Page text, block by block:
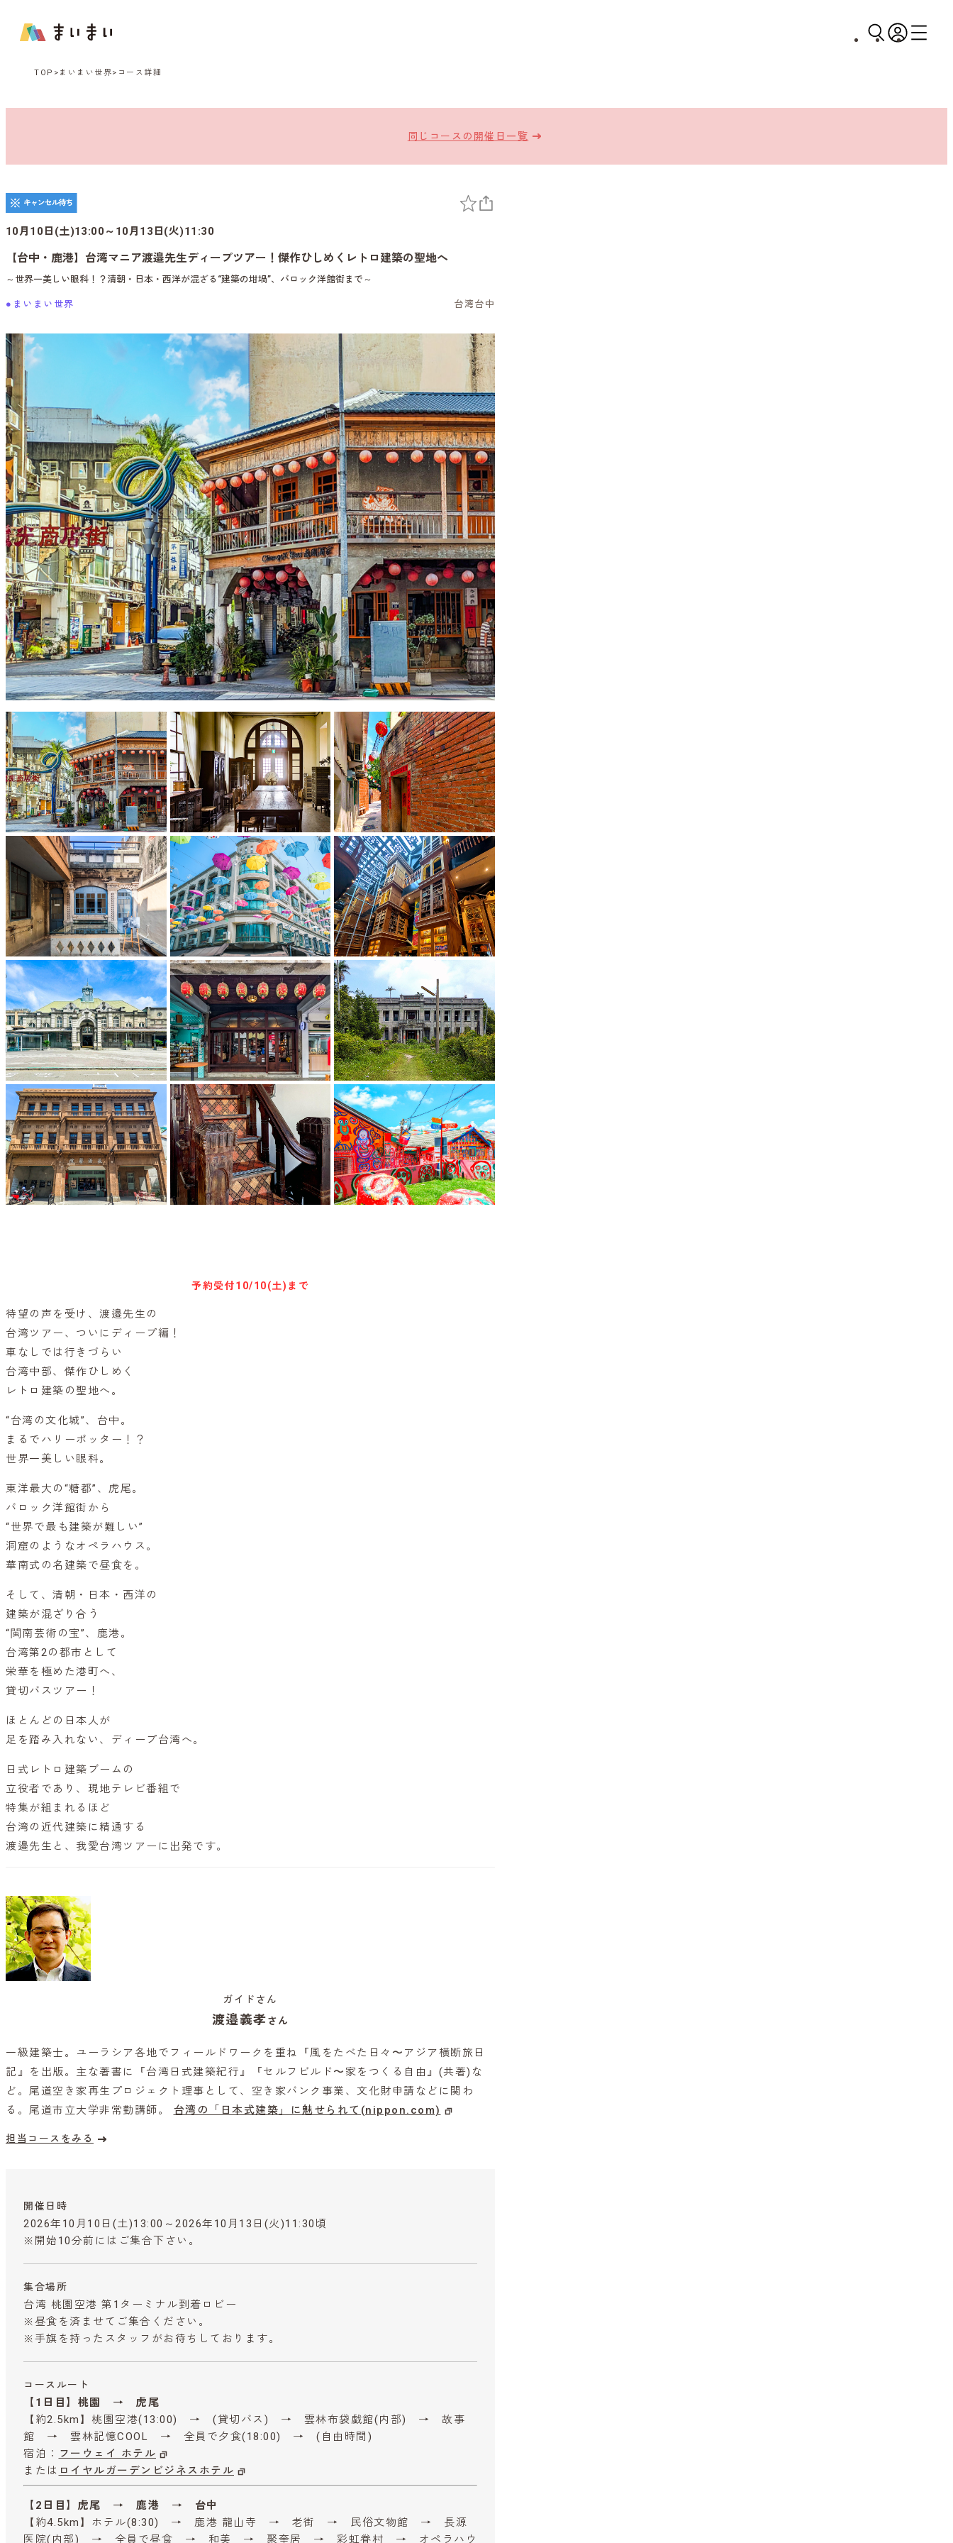
TOP まいまい世界 コース詳細
同じコースの開催日一覧
10月10日(土)13:00～10月13日(火)11:30
【台中・鹿港】台湾マニア渡邉先生ディープツアー！傑作ひしめくレトロ建築の聖地へ
～世界一美しい眼科！？清朝・日本・西洋が混ざる“建築の坩堝”、バロック洋館街まで～
●まいまい世界 台湾台中
予約受付10/10(土)まで
待望の声を受け、渡邉先生の
台湾ツアー、ついにディープ編！
車なしでは行きづらい
台湾中部、傑作ひしめく
レトロ建築の聖地へ。
“台湾の文化城”、台中。
まるでハリーポッター！？
世界一美しい眼科。
東洋最大の“糖都”、虎尾。
バロック洋館街から
“世界で最も建築が難しい”
洞窟のようなオペラハウス。
華南式の名建築で昼食を。
そして、清朝・日本・西洋の
建築が混ざり合う
“閩南芸術の宝”、鹿港。
台湾第2の都市として
栄華を極めた港町へ、
貸切バスツアー！
ほとんどの日本人が
足を踏み入れない、ディープ台湾へ。
日式レトロ建築ブームの
立役者であり、現地テレビ番組で
特集が組まれるほど
台湾の近代建築に精通する
渡邉先生と、我愛台湾ツアーに出発です。
ガイドさん
渡邉義孝さん
一級建築士。ユーラシア各地でフィールドワークを重ね『風をたべた日々〜アジア横断旅日
記』を出版。主な著書に『台湾日式建築紀行』『セルフビルド〜家をつくる自由』(共著)な
ど。尾道空き家再生プロジェクト理事として、空き家バンク事業、文化財申請などに関わ
る。尾道市立大学非常勤講師。 台湾の「日本式建築」に魅せられて(nippon.com)
担当コースをみる
開催日時
2026年10月10日(土)13:00～2026年10月13日(火)11:30頃
※開始10分前にはご集合下さい。
集合場所
台湾 桃園空港 第1ターミナル到着ロビー
※昼食を済ませてご集合ください。
※手旗を持ったスタッフがお待ちしております。
コースルート
【1日目】桃園 → 虎尾
【約2.5km】桃園空港(13:00) → (貸切バス) → 雲林布袋戯館(内部) → 故事
館 → 雲林記憶COOL → 全員で夕食(18:00) → (自由時間)
宿泊： フーウェイ ホテル
または ロイヤルガーデンビジネスホテル
【2日目】虎尾 → 鹿港 → 台中
【約4.5km】ホテル(8:30) → 鹿港 龍山寺 → 老街 → 民俗文物館 → 長源
医院(内部) → 全員で昼食 → 和美 → 聚奎居 → 彩虹眷村 → オペラハウ